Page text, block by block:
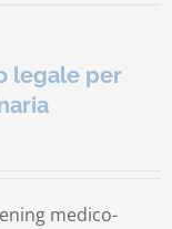
legale per
medico-